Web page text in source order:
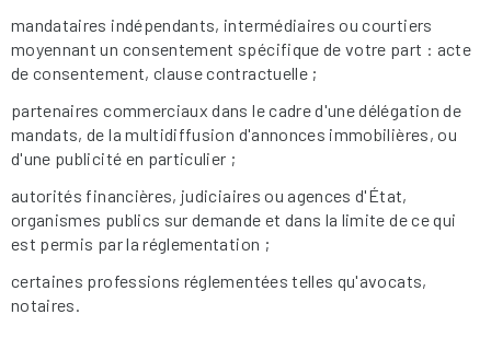
mandataires indépendants, intermédiaires ou courtiers
moyennant un consentement spécifique de votre part : acte
de consentement, clause contractuelle ;
partenaires commerciaux dans le cadre d'une délégation de
mandats, de la multidiffusion d'annonces immobilières, ou
d'une publicité en particulier ;
autorités financières, judiciaires ou agences d'État,
organismes publics sur demande et dans la limite de ce qui
est permis par la réglementation ;
certaines professions réglementées telles qu'avocats,
notaires.